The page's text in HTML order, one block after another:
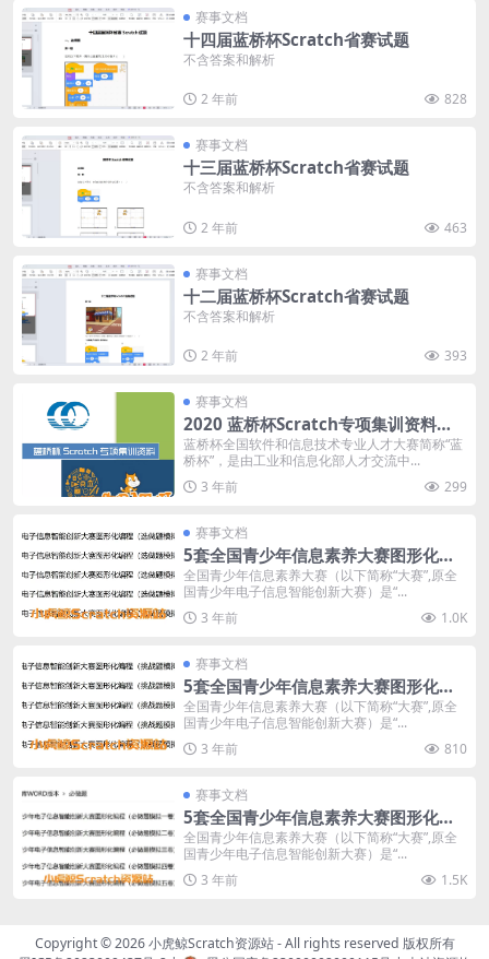
赛事文档
十四届蓝桥杯Scratch省赛试题
不含答案和解析
2 年前 828
赛事文档
十三届蓝桥杯Scratch省赛试题
不含答案和解析
2 年前 463
赛事文档
十二届蓝桥杯Scratch省赛试题
不含答案和解析
2 年前 393
赛事文档
2020 蓝桥杯Scratch专项集训资料
（含解析）
蓝桥杯全国软件和信息技术专业人才大赛简称“蓝
桥杯”，是由工业和信息化部人才交流中...
3 年前
299
赛事文档
5套全国青少年信息素养大赛图形化编
程（选做题）
全国青少年信息素养大赛（以下简称“大赛”,原全
国青少年电子信息智能创新大赛）是“...
3 年前
1.0K
赛事文档
5套全国青少年信息素养大赛图形化编
程（挑战题）
全国青少年信息素养大赛（以下简称“大赛”,原全
国青少年电子信息智能创新大赛）是“...
3 年前
810
赛事文档
5套全国青少年信息素养大赛图形化编
程（必做题模拟题）
全国青少年信息素养大赛（以下简称“大赛”,原全
国青少年电子信息智能创新大赛）是“...
3 年前
1.5K
Copyright © 2026小虎鲸Scratch资源站- All rights reserved 版权所有